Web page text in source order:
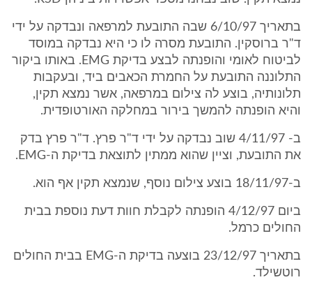
בתאריך 6/10/97 שבה התובעת למרפאה ונבדקה על ידי
ד"ר ברוסקין. התובעת מסרה לו כי היא נבדקה במוסד
לביטוח לאומי והופנתה לבצע בדיקת EMG. באותו ביקור
התלוננה התובעת על החמרת הכאבים ביד, ובעקבות
תלונותיה, בוצע לה צילום במרפאה, אשר נמצא תקין,
והיא הופנתה להמשך בירור במחלקה האורטופדית.
ב- 4/11/97 שוב נבדקה על ידי ד"ר פרץ. ד"ר פרץ בדק
את התובעת, וציין שהוא ממתין לתוצאת בדיקת ה-EMG.
ב-18/11/97 בוצע צילום נוסף, שנמצא תקין אף הוא.
ביום 4/12/97 הופנתה לקבלת חוות דעת נוספת בבית
החולים כרמל.
בתאריך 23/12/97 בוצעה בדיקת ה-EMG בבית החולים
רוטשילד.